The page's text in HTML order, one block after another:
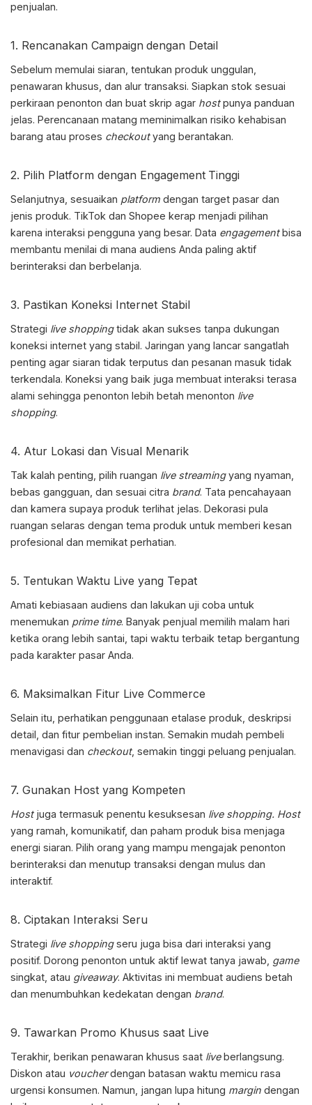
penjualan.
1. Rencanakan Campaign dengan Detail
Sebelum memulai siaran, tentukan produk unggulan,
penawaran khusus, dan alur transaksi. Siapkan stok sesuai
perkiraan penonton dan buat skrip agar hostpunya panduan
jelas. Perencanaan matang meminimalkan risiko kehabisan
barang atau proses checkoutyang berantakan.
2. Pilih Platform dengan Engagement Tinggi
Selanjutnya, sesuaikan platform dengan target pasar dan
jenis produk. TikTok dan Shopee kerap menjadi pilihan
karena interaksi pengguna yang besar. Data engagementbisa
membantu menilai di mana audiens Anda paling aktif
berinteraksi dan berbelanja.
3. Pastikan Koneksi Internet Stabil
Strategi live shoppingtidak akan sukses tanpa dukungan
koneksi internet yang stabil. Jaringan yang lancar sangatlah
penting agar siaran tidak terputus dan pesanan masuk tidak
terkendala. Koneksi yang baik juga membuat interaksi terasa
alami sehingga penonton lebih betah menonton live
shopping.
4. Atur Lokasi dan Visual Menarik
Tak kalah penting, pilih ruangan live streamingyang nyaman,
bebas gangguan, dan sesuai citra brand. Tata pencahayaan
dan kamera supaya produk terlihat jelas. Dekorasi pula
ruangan selaras dengan tema produk untuk memberi kesan
profesional dan memikat perhatian.
5. Tentukan Waktu Live yang Tepat
Amati kebiasaan audiens dan lakukan uji coba untuk
menemukan prime time. Banyak penjual memilih malam hari
ketika orang lebih santai, tapi waktu terbaik tetap bergantung
pada karakter pasar Anda.
6. Maksimalkan Fitur Live Commerce
Selain itu, perhatikan penggunaan etalase produk, deskripsi
detail, dan fitur pembelian instan. Semakin mudah pembeli
menavigasi dan checkout, semakin tinggi peluang penjualan.
7. Gunakan Host yang Kompeten
Host juga termasuk penentu kesuksesan live shopping. Host
yang ramah, komunikatif, dan paham produk bisa menjaga
energi siaran. Pilih orang yang mampu mengajak penonton
berinteraksi dan menutup transaksi dengan mulus dan
interaktif.
8. Ciptakan Interaksi Seru
Strategi live shoppingseru juga bisa dari interaksi yang
positif. Dorong penonton untuk aktif lewat tanya jawab, game
singkat, atau giveaway. Aktivitas ini membuat audiens betah
dan menumbuhkan kedekatan dengan brand.
9. Tawarkan Promo Khusus saat Live
Terakhir, berikan penawaran khusus saat liveberlangsung.
Diskon atau voucherdengan batasan waktu memicu rasa
urgensi konsumen. Namun, jangan lupa hitung margin dengan